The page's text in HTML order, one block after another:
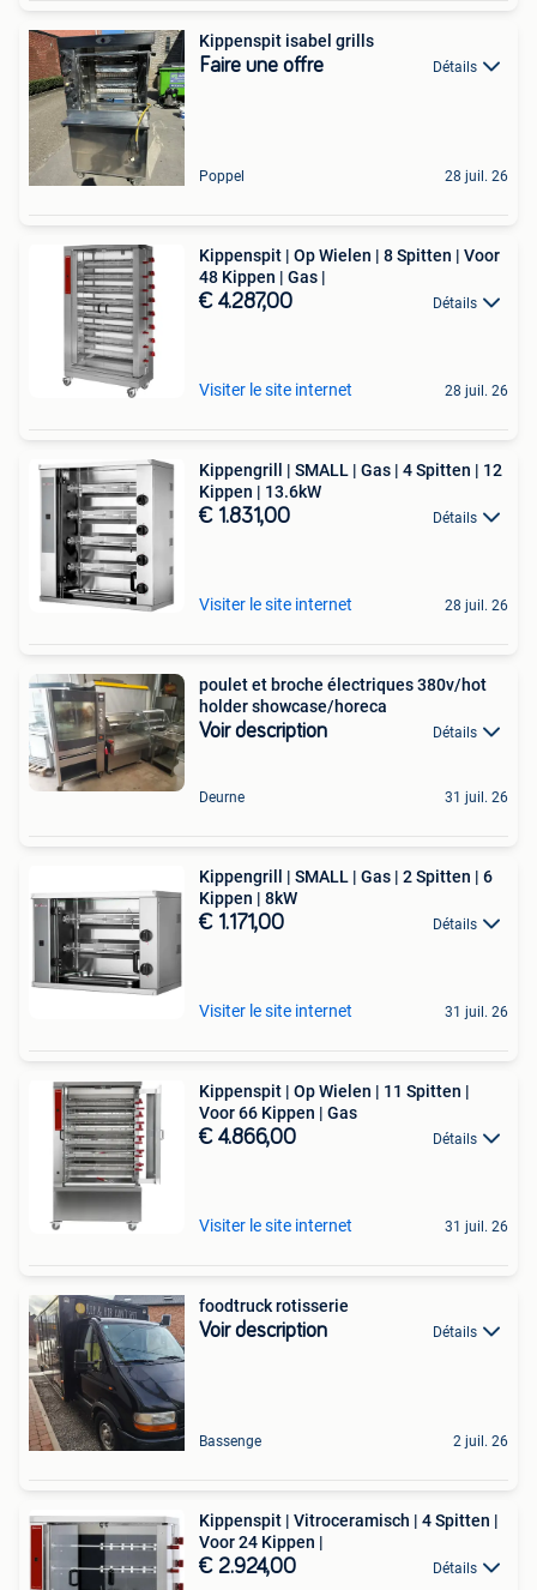
Kippenspit isabel grills
Faire une offre Détails
Poppel 28 juil. 26
Kippenspit | Op Wielen | 8 Spitten | Voor
48 Kippen | Gas |
€ 4.287,00 Détails
Visiter le site internet 28 juil. 26
Kippengrill | SMALL | Gas | 4 Spitten | 12
Kippen | 13.6kW
€ 1.831,00 Détails
Visiter le site internet 28 juil. 26
poulet et broche électriques 380v/hot
holder showcase/horeca
Voir description Détails
Deurne 31 juil. 26
Kippengrill | SMALL | Gas | 2 Spitten | 6
Kippen | 8kW
€ 1.171,00 Détails
Visiter le site internet 31 juil. 26
Kippenspit | Op Wielen | 11 Spitten |
Voor 66 Kippen | Gas
€ 4.866,00 Détails
Visiter le site internet 31 juil. 26
foodtruck rotisserie
Voir description Détails
Bassenge 2 juil. 26
Kippenspit | Vitroceramisch | 4 Spitten |
Voor 24 Kippen |
€ 2.924,00 Détails